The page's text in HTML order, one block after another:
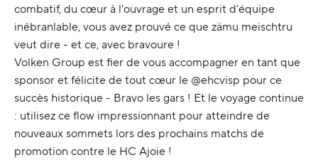
combatif, du cœur à l'ouvrage et un esprit d'équipe
inébranlable, vous avez prouvé ce que zämu meischtru
veut dire - et ce, avec bravoure !
Volken Group est fier de vous accompagner en tant que
sponsor et félicite de tout cœur le @ehcvisp pour ce
succès historique - Bravo les gars ! Et le voyage continue
: utilisez ce flow impressionnant pour atteindre de
nouveaux sommets lors des prochains matchs de
promotion contre le HC Ajoie !